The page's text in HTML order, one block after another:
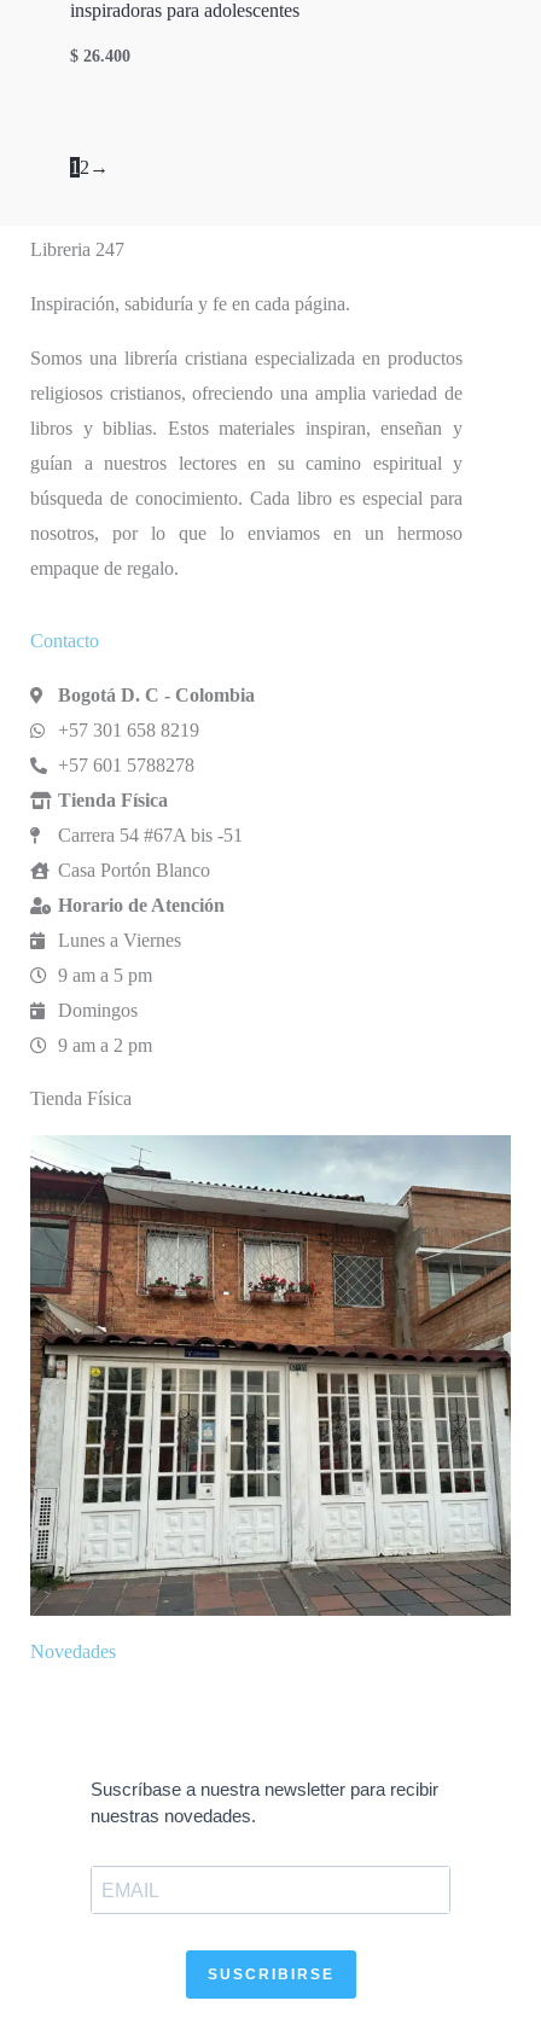
inspiradoras para adolescentes
$ 26.400
1 2 →
Libreria 247
Inspiración, sabiduría y fe en cada página.
Somos una librería cristiana especializada en productos
religiosos cristianos, ofreciendo una amplia variedad de
libros y biblias. Estos materiales inspiran, enseñan y
guían a nuestros lectores en su camino espiritual y
búsqueda de conocimiento. Cada libro es especial para
nosotros, por lo que lo enviamos en un hermoso
empaque de regalo.
Contacto
Bogotá D. C - Colombia
+57 301 658 8219
+57 601 5788278
Tienda Física
Carrera 54 #67A bis -51
Casa Portón Blanco
Horario de Atención
Lunes a Viernes
9 am a 5 pm
Domingos
9 am a 2 pm
Tienda Física
Novedades
Suscríbase a nuestra newsletter para recibir
nuestras novedades.
SUSCRIBIRSE